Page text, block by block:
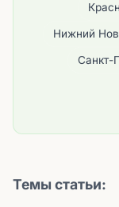
Нижний
Санкт-
Темы статьи: